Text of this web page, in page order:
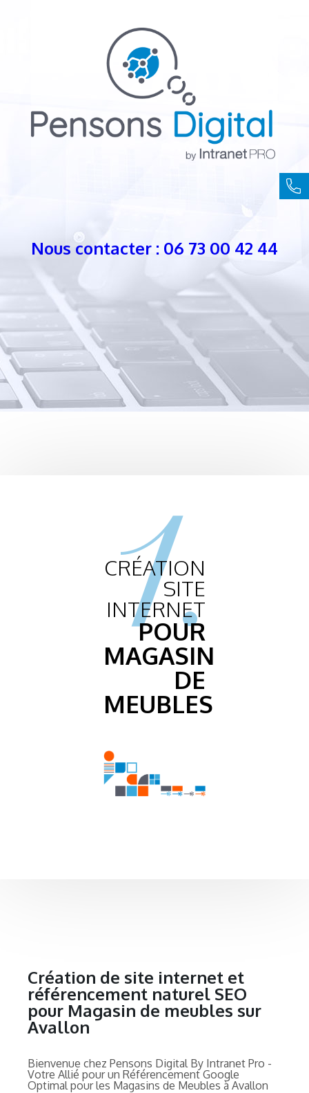
Nous contacter : 06 73 00 42 44
1.
CRÉATION
SITE
INTERNET
POUR
MAGASIN
DE
MEUBLES
Création de site internet et
référencement naturel SEO
pour Magasin de meubles sur
Avallon
Bienvenue chez Pensons Digital By Intranet Pro -
Votre Allié pour un Référencement Google
Optimal pour les Magasins de Meubles à Avallon